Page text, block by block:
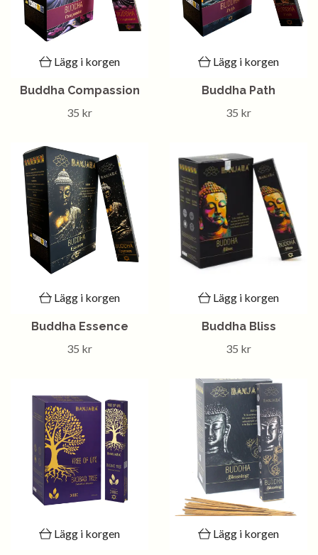
Lägg i korgen
Buddha Compassion
35 kr
Lägg i korgen
Buddha Path
35 kr
Lägg i korgen
Buddha Essence
35 kr
Lägg i korgen
Buddha Bliss
35 kr
Lägg i korgen Lägg i korgen